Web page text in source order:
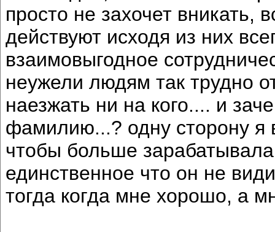
просто не захочет вникать,
действуют исходя из них
взаимовыгодное
неужели людям так трудно
наезжать ни на кого.... и
фамилию...? одну сторону я
чтобы больше
единственное что он не
тогда когда мне хорошо, а